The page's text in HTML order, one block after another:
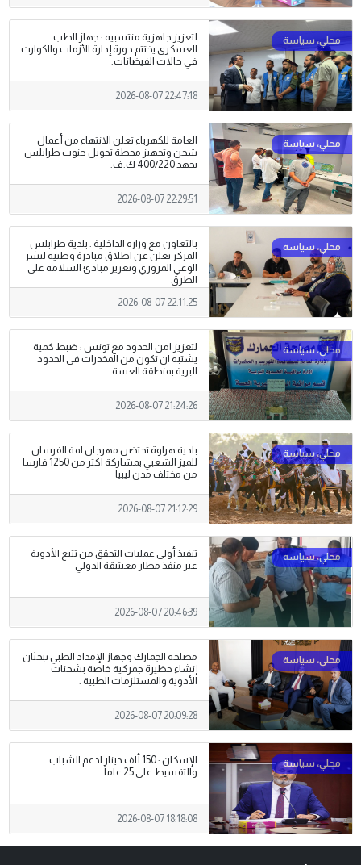
لتعزيز جاهزية منتسبيه : جهاز الطب
العسكري يختتم دورة إدارة الأزمات والكوارث
في حالات الفيضانات.
2026-08-07 22:47:18
العامة للكهرباء تعلن الانتهاء من أعمال
شحن وتجهيز محطة تحويل جنوب طرابلس
بجهد 400/220 ك.ف.
2026-08-07 22:29:51
بالتعاون مع وزارة الداخلية : بلدية طرابلس
المركز تعلن عن اطلاق مبادرة وطنية لنشر
الوعي المروري وتعزيز مبادئ السلامة على
الطرق
2026-08-07 22:11:25
لتعزيز امن الحدود مع تونس : ضبط كمية
يشتبه ان تكون من المخدرات في الحدود
البرية بمنطقة العسة .
2026-08-07 21:24:26
بلدية هراوة تحتضن مهرجان لمة الفرسان
للميز الشعبي بمشاركة اكثر من 1250 فارسا
من مختلف مدن ليبيا
2026-08-07 21:12:29
تنفيذ أولى عمليات التحقق من تتبع الأدوية
عبر منفذ مطار معيتيقة الدولي
2026-08-07 20:46:39
مصلحة الجمارك وجهاز الإمداد الطبي تبحثان
إنشاء حظيرة جمركية خاصة بشحنات
الأدوية والمستلزمات الطبية .
2026-08-07 20:09:28
الإسكان : 150 ألف دينار لدعم الشباب
والتقسيط على 25 عاماً .
2026-08-07 18:18:08